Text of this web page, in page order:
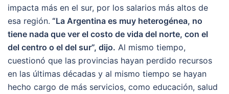
impacta más en el sur, por los salarios más altos de
esa región. “La Argentina es muy heterogénea, no
tiene nada que ver el costo de vida del norte, con el
del centro o el del sur”, dijo. Al mismo tiempo,
cuestionó que las provincias hayan perdido recursos
en las últimas décadas y al mismo tiempo se hayan
hecho cargo de más servicios, como educación, salud